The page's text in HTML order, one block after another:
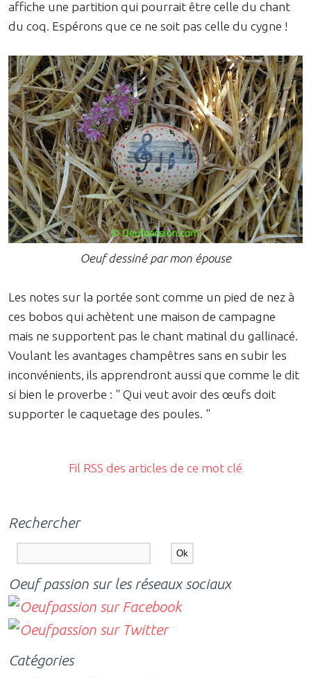
affiche une partition qui pourrait être celle du chant
du coq. Espérons que ce ne soit pas celle du cygne !
Oeuf dessiné par mon épouse
Les notes sur la portée sont comme un pied de nez à
ces bobos qui achètent une maison de campagne
mais ne supportent pas le chant matinal du gallinacé.
Voulant les avantages champêtres sans en subir les
inconvénients, ils apprendront aussi que comme le dit
si bien le proverbe : " Qui veut avoir des œufs doit
supporter le caquetage des poules. "
Fil RSS des articles de ce mot clé
Rechercher
Oeuf passion sur les réseaux sociaux
Catégories